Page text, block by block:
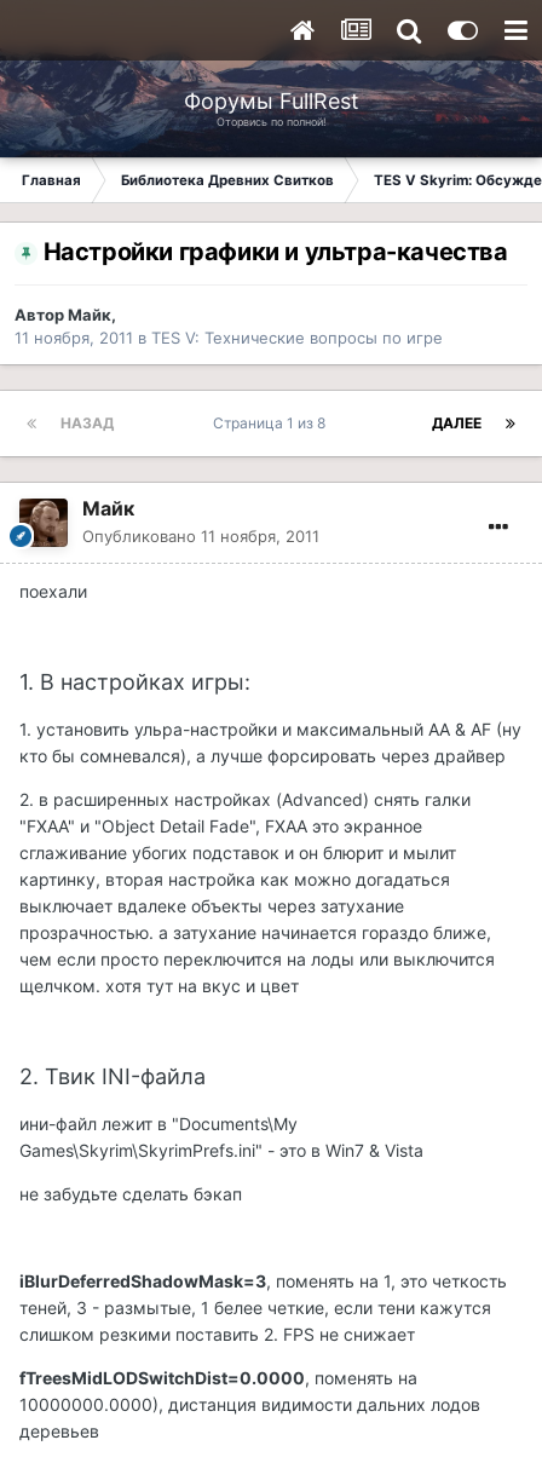
Форумы FullRest
Оторвись по полной!
Главная Библиотека Древних Свитков TES V Skyrim:
Настройки графики и ультра-качества
АвторМайк,
11 ноября, 2011 в TES V: Технические вопросы по игре
НАЗАД ДАЛЕЕ
Страница 1 из 8
Майк
Опубликовано 11 ноября, 2011
поехали
1. В настройках игры:
1. установить ульра-настройки и максимальный АА & AF (ну
кто бы сомневался), а лучше форсировать через драйвер
2. в расширенных настройках (Advanced) снять галки
"FXAA" и "Object Detail Fade", FXAA это экранное
сглаживание убогих подставок и он блюрит и мылит
картинку, вторая настройка как можно догадаться
выключает вдалеке объекты через затухание
прозрачностью. а затухание начинается гораздо ближе,
чем если просто переключится на лоды или выключится
щелчком. хотя тут на вкус и цвет
2. Твик INI-файла
ини-файл лежит в "Documents\My
Games\Skyrim\SkyrimPrefs.ini" - это в Win7 & Vista
не забудьте сделать бэкап
iBlurDeferredShadowMask=3, поменять на 1, это четкость
теней, 3 - размытые, 1 белее четкие, если тени кажутся
слишком резкими поставить 2. FPS не снижает
fTreesMidLODSwitchDist=0.0000, поменять на
10000000.0000), дистанция видимости дальних лодов
деревьев